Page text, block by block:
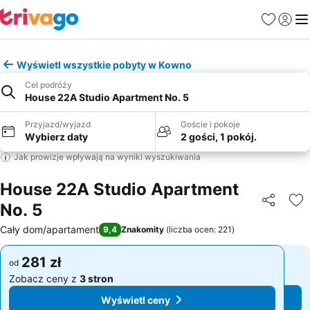
Ulubione
Wyświetl wszystkie pobyty w Kowno
Cel podróży
House 22A Studio Apartment No. 5
Przyjazd/wyjazd
Wybierz daty
Goście i pokoje
2 gości, 1 pokój.
Jak prowizje wpływają na wyniki wyszukiwania
House 22A Studio Apartment
No. 5
Cały dom/apartament 9,4 Znakomity (liczba ocen: 221)
od 281 zł
Zobacz ceny z 3 stron
Wyświetl ceny
od 281 zł
Zobacz ceny z 3 stron
Wyświetl ceny